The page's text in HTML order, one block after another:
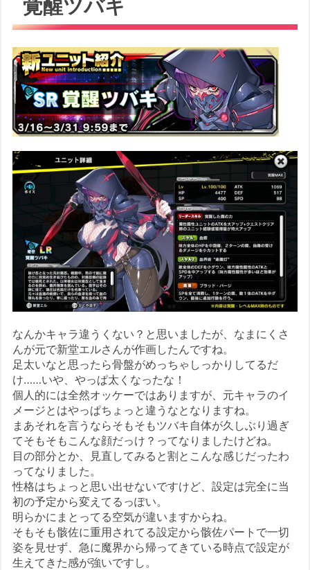
覚醒ツバキ
なんかキャラ違うくない？と思いましたが、なまにくさ
んが元で新堂エルさんが作画したんですね。
足太いなと思ったら骨盤がめっちゃしっかりしてるだ
け……いや、やっぱ太くなったな！
個人的には全然オッケーではありますが、元キャラのイ
メージとはやっぱちょっと違うなとなりますね。
まあそれを言うならそもそもツバキ自体が久しぶり過ぎ
てそもそもこんな顔だっけ？ってなりましたけどね。
目の部分とか、見直してみると割とこんな感じだったわ
ってなりました。
性格はちょっと思い出せないですけど、設定は完全に当
初の予定から変えてるっぽい。
明らかにまとってる空気が違いますからね。
そもそも骸佐に重用されてる設定から骸佐パートで一切
姿を見せず、急に魔界から帰ってきている時点で設定が
生えてきた感が強いですし。